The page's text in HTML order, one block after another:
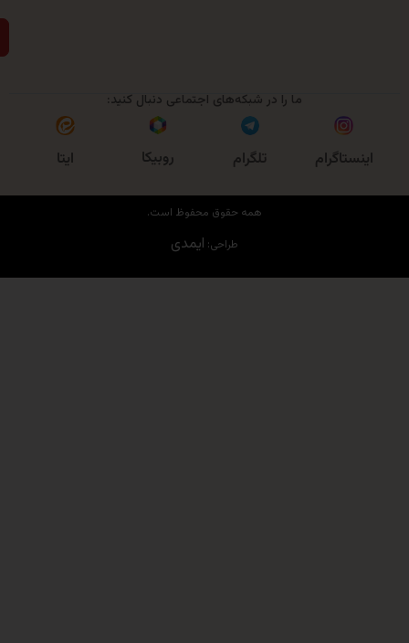
ما را در شبکه‌های اجتماعی دنبال کنید:
تلگرام روبیکا
همه حقوق محفوظ است.
ایمدی